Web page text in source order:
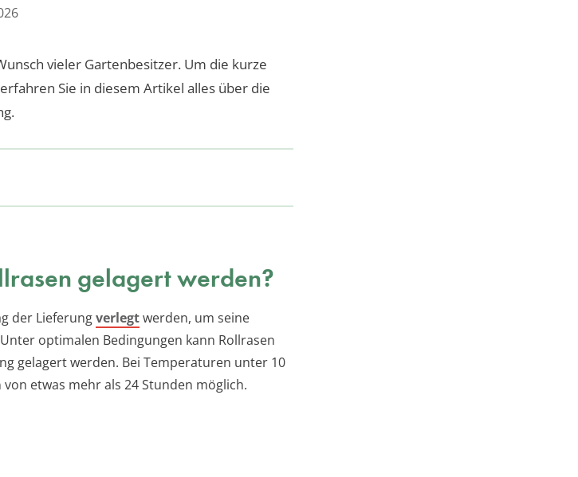
vieler Gartenbesitzer. Um die kurze
Sie in diesem Artikel alles über die
gelagert werden?
der Lieferungverlegtwerden, um seine
optimalen Bedingungen kann Rollrasen
gelagert werden. Bei Temperaturen unter 10
etwas mehr als 24 Stunden möglich.